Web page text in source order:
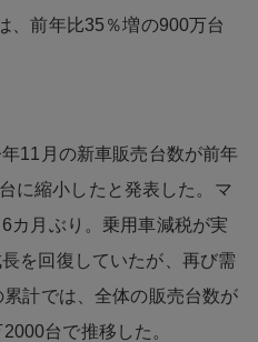
、前年比35％増の900万台
11月の新車販売台数が前年
に縮小したと発表した。マ
カ月ぶり。乗用車減税が実
を回復していたが、再び需
計では、全体の販売台数が
台で推移した。